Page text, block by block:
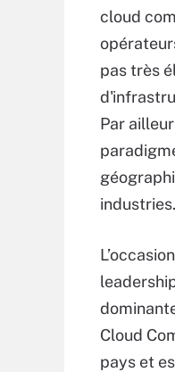
cloud
pas très
Par
industries.
Cloud
pays et